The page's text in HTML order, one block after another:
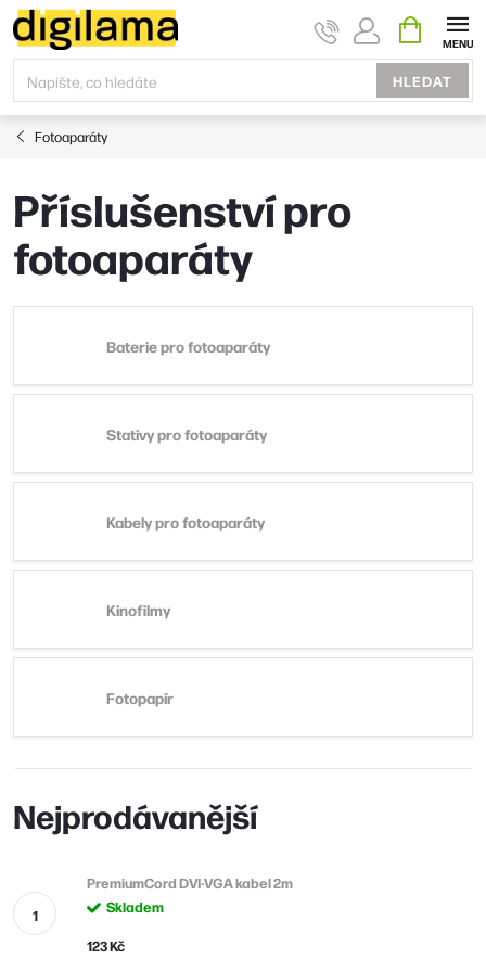
Přejít
na
obsah
HLEDAT
KOŠÍK
Fotoaparáty
Příslušenství pro
fotoaparáty
Baterie pro fotoaparáty
Stativy pro fotoaparáty
Kabely pro fotoaparáty
Kinofilmy
Fotopapír
Nejprodávanější
PremiumCord DVI-VGA kabel 2m
Skladem
123 Kč